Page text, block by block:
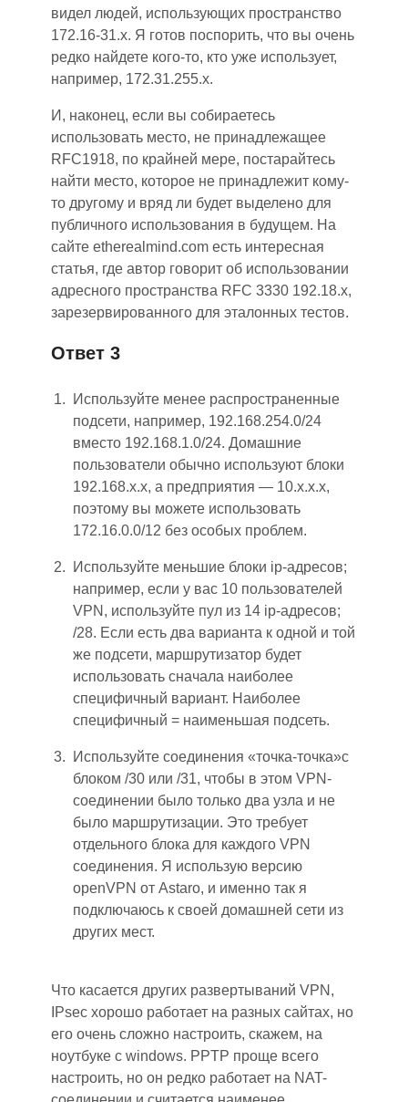
видел людей, использующих пространство
172.16-31.x. Я готов поспорить, что вы очень
редко найдете кого-то, кто уже использует,
например, 172.31.255.x.
И, наконец, если вы собираетесь
использовать место, не принадлежащее
RFC1918, по крайней мере, постарайтесь
найти место, которое не принадлежит кому-
то другому и вряд ли будет выделено для
публичного использования в будущем. На
сайте etherealmind.com есть интересная
статья, где автор говорит об использовании
адресного пространства RFC 3330 192.18.x,
зарезервированного для эталонных тестов.
Ответ 3
Используйте менее распространенные
подсети, например, 192.168.254.0/24
вместо 192.168.1.0/24. Домашние
пользователи обычно используют блоки
192.168.x.x, а предприятия — 10.x.x.x,
поэтому вы можете использовать
172.16.0.0/12 без особых проблем.
Используйте меньшие блоки ip-адресов;
например, если у вас 10 пользователей
VPN, используйте пул из 14 ip-адресов;
/28. Если есть два варианта к одной и той
же подсети, маршрутизатор будет
использовать сначала наиболее
специфичный вариант. Наиболее
специфичный = наименьшая подсеть.
Используйте соединения «точка-точка»с
блоком /30 или /31, чтобы в этом VPN-
соединении было только два узла и не
было маршрутизации. Это требует
отдельного блока для каждого VPN
соединения. Я использую версию
openVPN от Astaro, и именно так я
подключаюсь к своей домашней сети из
других мест.
Что касается других развертываний VPN,
IPsec хорошо работает на разных сайтах, но
его очень сложно настроить, скажем, на
ноутбуке с windows. PPTP проще всего
настроить, но он редко работает на NAT-